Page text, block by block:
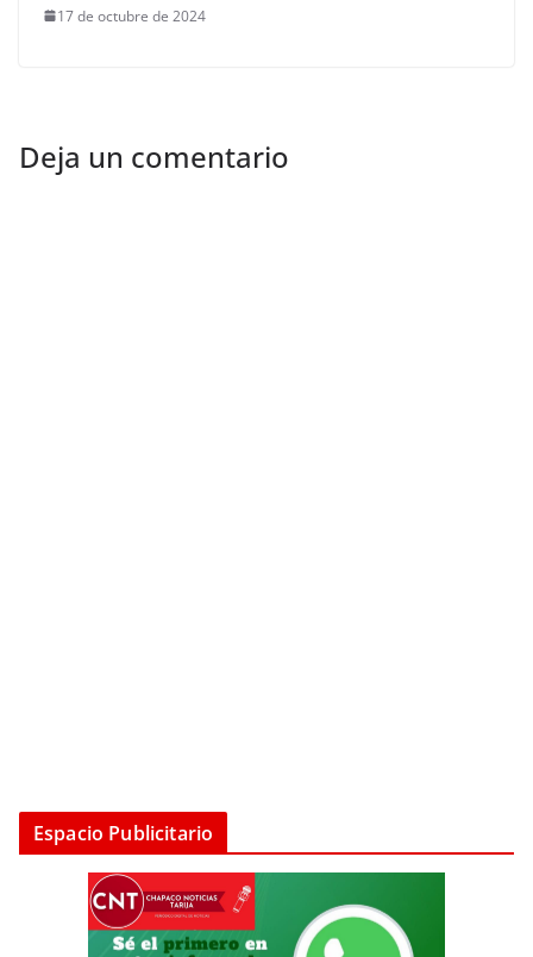
17 de octubre de 2024
Deja un comentario
Espacio Publicitario